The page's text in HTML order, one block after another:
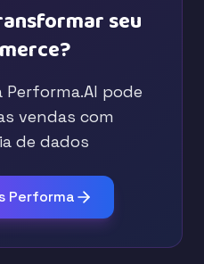
seu
Performa.AI pode
vendas com
de dados
Performa